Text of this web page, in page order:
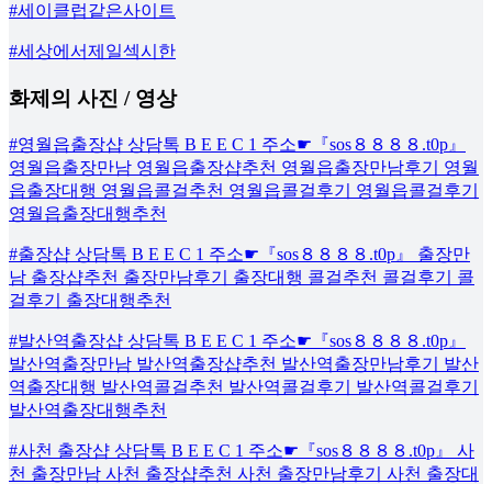
#세이클럽같은사이트
#세상에서제일섹시한
화제의 사진 / 영상
#영월읍출장샵 상담톡 B E E C 1 주소☛『sos８８８８.t0p』
영월읍출장만남 영월읍출장샵추천 영월읍출장만남후기 영월
읍출장대행 영월읍콜걸추천 영월읍콜걸후기 영월읍콜걸후기
영월읍출장대행추천
#출장샵 상담톡 B E E C 1 주소☛『sos８８８８.t0p』 출장만
남 출장샵추천 출장만남후기 출장대행 콜걸추천 콜걸후기 콜
걸후기 출장대행추천
#발산역출장샵 상담톡 B E E C 1 주소☛『sos８８８８.t0p』
발산역출장만남 발산역출장샵추천 발산역출장만남후기 발산
역출장대행 발산역콜걸추천 발산역콜걸후기 발산역콜걸후기
발산역출장대행추천
#사천 출장샵 상담톡 B E E C 1 주소☛『sos８８８８.t0p』 사
천 출장만남 사천 출장샵추천 사천 출장만남후기 사천 출장대